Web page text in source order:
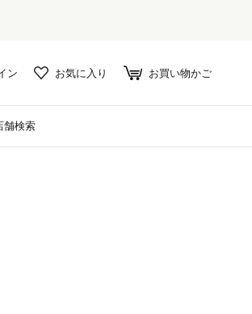
ン お気に入り お買い物かご
舗検索